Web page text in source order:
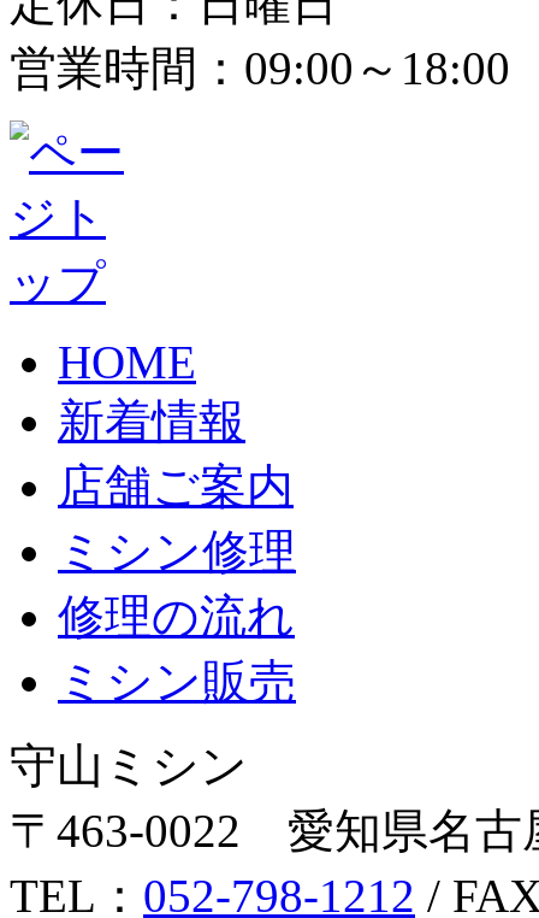
営業時間：09:00～18:00
HOME
新着情報
店舗ご案内
ミシン修理
修理の流れ
ミシン販売
守山ミシン
〒463-0022 愛知県名古
TEL： 052-798-1212 /